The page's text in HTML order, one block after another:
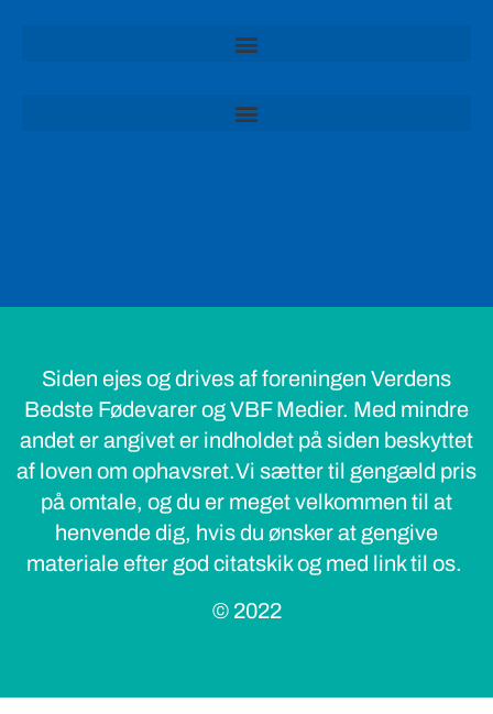
Siden ejes og drives af foreningen Verdens
Bedste Fødevarer og VBF Medier. Med mindre
andet er angivet er indholdet på siden beskyttet
af loven om ophavsret.Vi sætter til gengæld pris
på omtale, og du er meget velkommen til at
henvende dig, hvis du ønsker at gengive
materiale efter god citatskik og med link til os.
© 2022